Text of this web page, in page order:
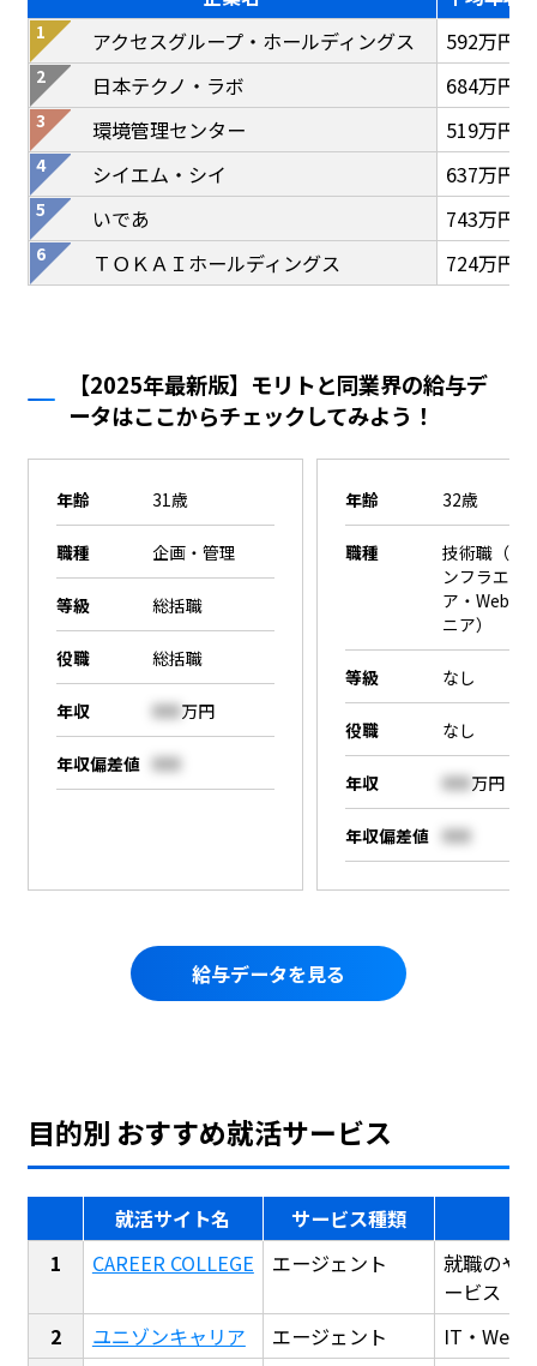
アクセスグループ・ホールディングス
592万円
日本テクノ・ラボ
684万円
環境管理センター
519万円
シイエム・シイ
637万円
いであ
743万円
ＴＯＫＡＩホールディングス
724万円
【2025年最新版】モリトと同業界の給与デ
ータはここからチェックしてみよう！
年齢 31歳
職種 企画・管理
等級 総括職
役職 総括職
年収 000万円
年収偏差値 000
年齢 32歳
職種
技術職（SE
ンフラエン
ア・Webエ
ニア）
等級 なし
役職 なし
年収 000万円
年収偏差値 000
給与データを見る
目的別 おすすめ就活サービス
就活サイト名
サービス種類
CAREER COLLEGE
エージェント
就職のや
ービス
ユニゾンキャリア
エージェント
IT・Web